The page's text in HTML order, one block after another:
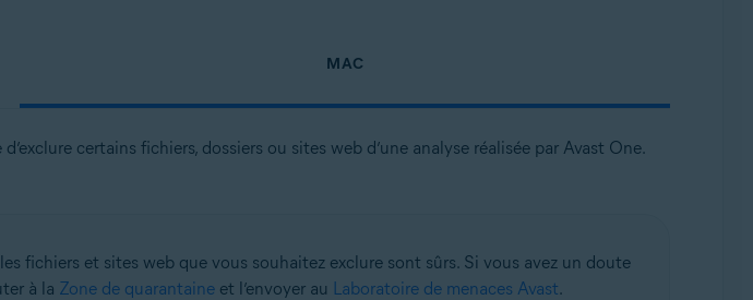
MAC
certains fichiers, dossiers ou sites web d’une analyse réalisée par Avast One.
fichiers et sites web que vous souhaitez exclure sont sûrs. Si vous avez un doute
à la Zone de quarantaineet l’envoyer au Laboratoire de menaces Avast.